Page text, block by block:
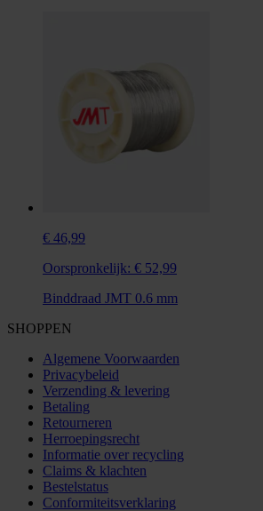
€ 46,99
Oorspronkelijk: € 52,99
Binddraad JMT 0.6 mm
SHOPPEN
Algemene Voorwaarden
Privacybeleid
Verzending & levering
Betaling
Retourneren
Herroepingsrecht
Informatie over recycling
Claims & klachten
Bestelstatus
Conformiteitsverklaring